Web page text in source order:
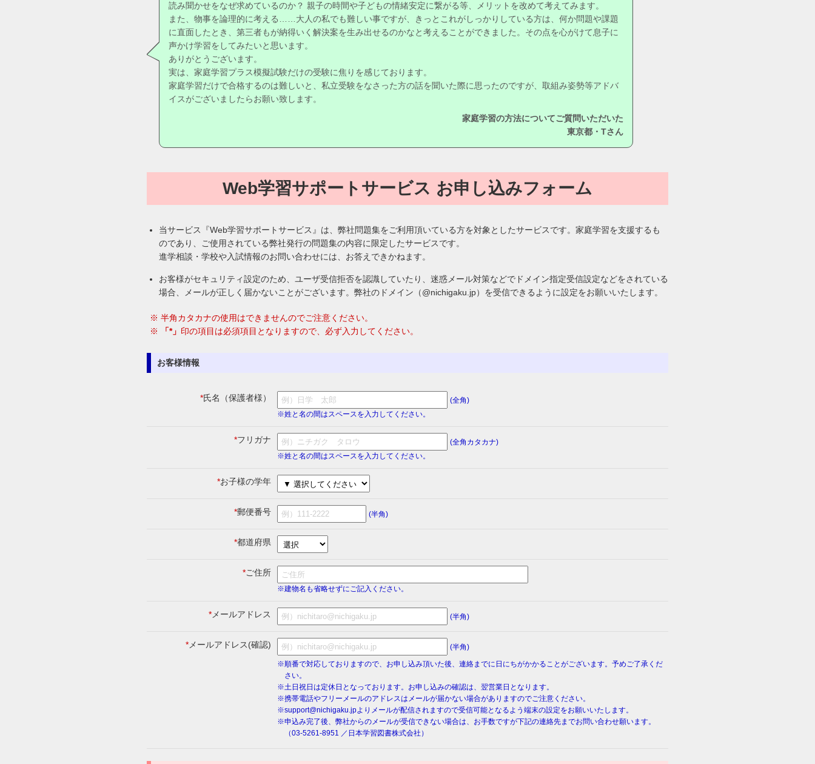
読み聞かせをなぜ求めているのか？ 親子の時間や子どもの情緒安定に繋がる等、メリットを改めて考えてみます。
また、物事を論理的に考える……大人の私でも難しい事ですが、きっとこれがしっかりしている方は、何か問題や課題
に直面したとき、第三者もが納得いく解決案を生み出せるのかなと考えることができました。その点を心がけて息子に
声かけ学習をしてみたいと思います。
ありがとうございます。
実は、家庭学習プラス模擬試験だけの受験に焦りを感じております。
家庭学習だけで合格するのは難しいと、私立受験をなさった方の話を聞いた際に思ったのですが、取組み姿勢等アドバ
イスがございましたらお願い致します。
家庭学習の方法についてご質問いただいた
東京都・Tさん
Web学習サポートサービス お申し込みフォーム
当サービス『Web学習サポートサービス』は、弊社問題集をご利用頂いている方を対象としたサービスです。家庭学習を支援するも
のであり、ご使用されている弊社発行の問題集の内容に限定したサービスです。
進学相談・学校や入試情報のお問い合わせには、お答えできかねます。
お客様がセキュリティ設定のため、ユーザ受信拒否を認識していたり、迷惑メール対策などでドメイン指定受信設定などをされている
場合、メールが正しく届かないことがございます。弊社のドメイン（@nichigaku.jp）を受信できるように設定をお願いいたします。
※ 半角カタカナの使用はできませんのでご注意ください。
※
「*」 印の項目は必須項目となりますので、必ず入力してください。
お客様情報
*氏名（保護者様）
(全角)
※姓と名の間はスペースを入力してください。
*フリガナ
(全角カタカナ)
※姓と名の間はスペースを入力してください。
*お子様の学年
*郵便番号 (半角)
*都道府県
*ご住所
※建物名も省略せずにご記入ください。
* メールアドレス (半角)
* メールアドレス(確認)
(半角)
※順番で対応しておりますので、お申し込み頂いた後、連絡までに日にちがかかることがございます。予めご了承くだ
さい。
※土日祝日は定休日となっております。お申し込みの確認は、翌営業日となります。
※携帯電話やフリーメールのアドレスはメールが届かない場合がありますのでご注意ください。
※support@nichigaku.jpよりメールが配信されますので受信可能となるよう端末の設定をお願いいたします。
※申込み完了後、弊社からのメールが受信できない場合は、お手数ですが下記の連絡先までお問い合わせ願います。
（03-5261-8951 ／日本学習図書株式会社）